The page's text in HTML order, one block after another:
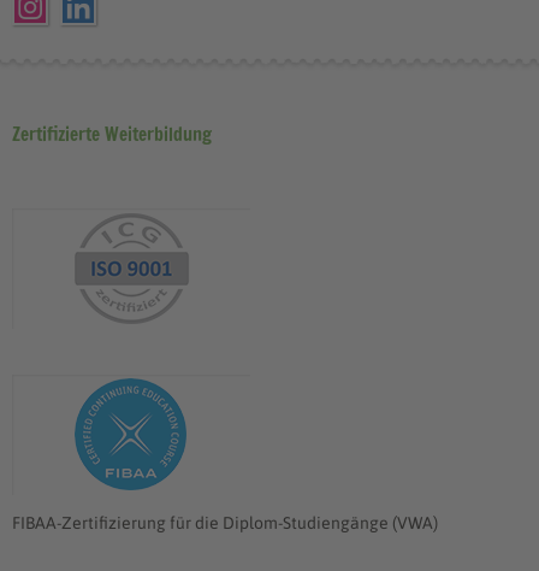
Zertifizierte Weiterbildung
FIBAA-Zertifizierung für die Diplom-Studiengänge (VWA)